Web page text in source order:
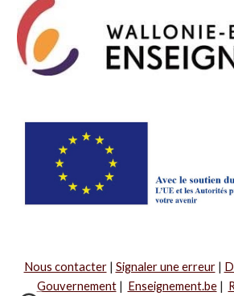
Nous contacter| Signaler une erreur|
Gouvernement| Enseignement.be |